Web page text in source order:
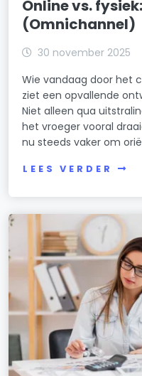
Online vs.
(Omnichannel)
30 november 2025
Wie vandaag door het
ziet een opvallende
Niet alleen qua
het vroeger vooral
nu steeds vaker om
LEES VERDER